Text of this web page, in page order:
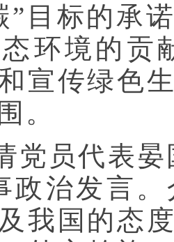
”目标的承
环境的贡
宣传绿色
。
党员代表
政治发言
我国的态